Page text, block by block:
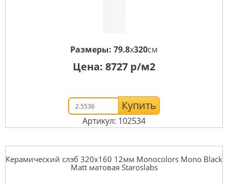
Размеры: 79.8x320см
Цена: 8727 р/м2
Купить
Артикул: 102534
Керамический слэб 320x160 12мм Monocolors Mono Black
Matt матовая Staroslabs